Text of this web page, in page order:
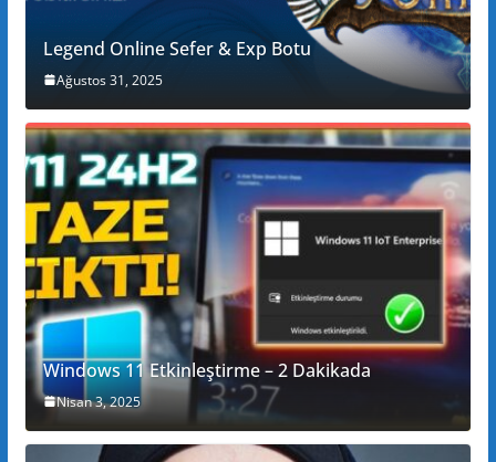
Legend Online Sefer & Exp Botu
Ağustos 31, 2025
Windows 11 Etkinleştirme – 2 Dakikada
Nisan 3, 2025